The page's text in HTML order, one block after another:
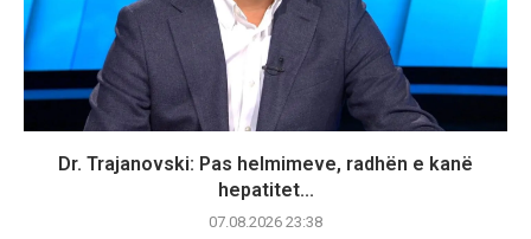
Dr. Trajanovski: Pas helmimeve, radhën e kanë
hepatitet...
07.08.2026 23:38